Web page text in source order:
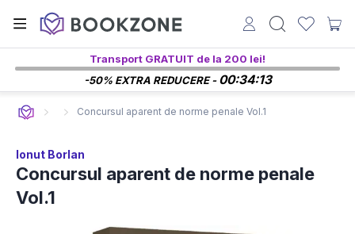
Transport GRATUIT de la 200 lei!
-50% EXTRA REDUCERE -00:34:13
Concursul aparent de norme penale Vol.1
Ionut Borlan
Concursul aparent de norme penale
Vol.1